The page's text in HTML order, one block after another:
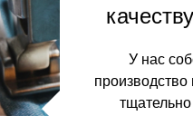
У нас